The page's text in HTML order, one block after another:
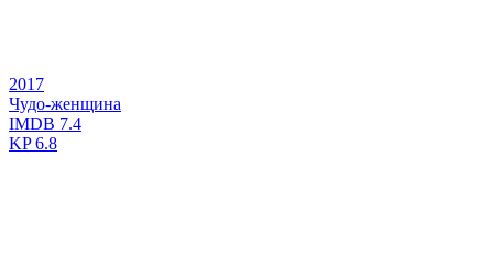
2017
Чудо-женщина
IMDB 7.4
KP6.8